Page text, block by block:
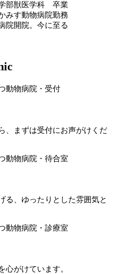
部獣医学科 卒業
みす動物病院勤務
院開院。今に至る
、まずは受付にお声がけくだ
る、ゆったりとした雰囲気と
心がけています。